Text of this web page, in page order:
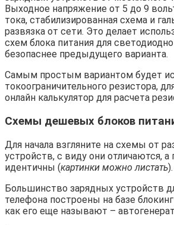
Выходное напряжение от 5 до 9
тока, стабилизированная схема и
развязка от сети. Это делает
схем блока питания для
безопаснее предыдущего варианта.
Самым простым вариантом будет
токоограничительного резистора,
онлайн калькулятор для расчета
Схемы дешевых блоков
Для начала взгляните на схемы от
устройств, с виду они отличаются, а
идентичны (картинки можно листать).
Большинство зарядных устройств
телефона построены на базе
как его еще называют –